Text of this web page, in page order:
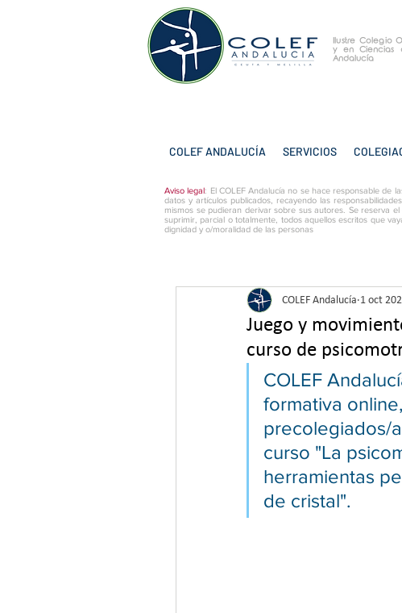
Ilustre Colegio
y en Ciencias
Andalucía
COLEF ANDALUCÍA SERVICIOS
Aviso legal: El COLEF Andalucía no se hace responsable de
datos y artículos publicados, recayendo las
mismos se pudieran derivar sobre sus autores. Se reserva
suprimir, parcial o totalmente, todos aquellos escritos que
dignidad y o/moralidad de las personas
Juego y
curso de
COLEF Andalucía 1 oct
COLEF
formativa
precolegiados/
curso "La
herramientas
de cristal".